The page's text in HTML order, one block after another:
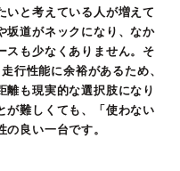
いと考えている人が増えて
坂道がネックになり、なか
スも少なくありません。そ
行性能に余裕があるため、
離も現実的な選択肢になり
が難しくても、「使わない
の良い一台です。